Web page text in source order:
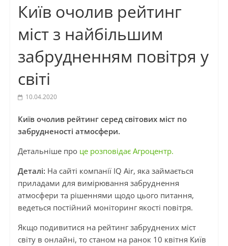
Київ очолив рейтинг
міст з найбільшим
забрудненням повітря у
світі
10.04.2020
Київ очолив рейтинг серед світових міст по
забрудненості атмосфери.
Детальніше про це розповідає Агроцентр.
Деталі: На сайті компанії IQ Air, яка займається
приладами для вимірювання забруднення
атмосфери та рішеннями щодо цього питання,
ведеться постійний моніторинг якості повітря.
Якщо подивитися на рейтинг забруднених міст
світу в онлайні, то станом на ранок 10 квітня Київ